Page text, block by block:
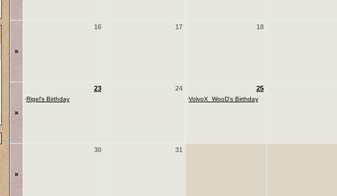
»
16 17 18
»
23
·Rigel's Birthday
24 25
·VolvoX_WooD's Birthday
»
30 31